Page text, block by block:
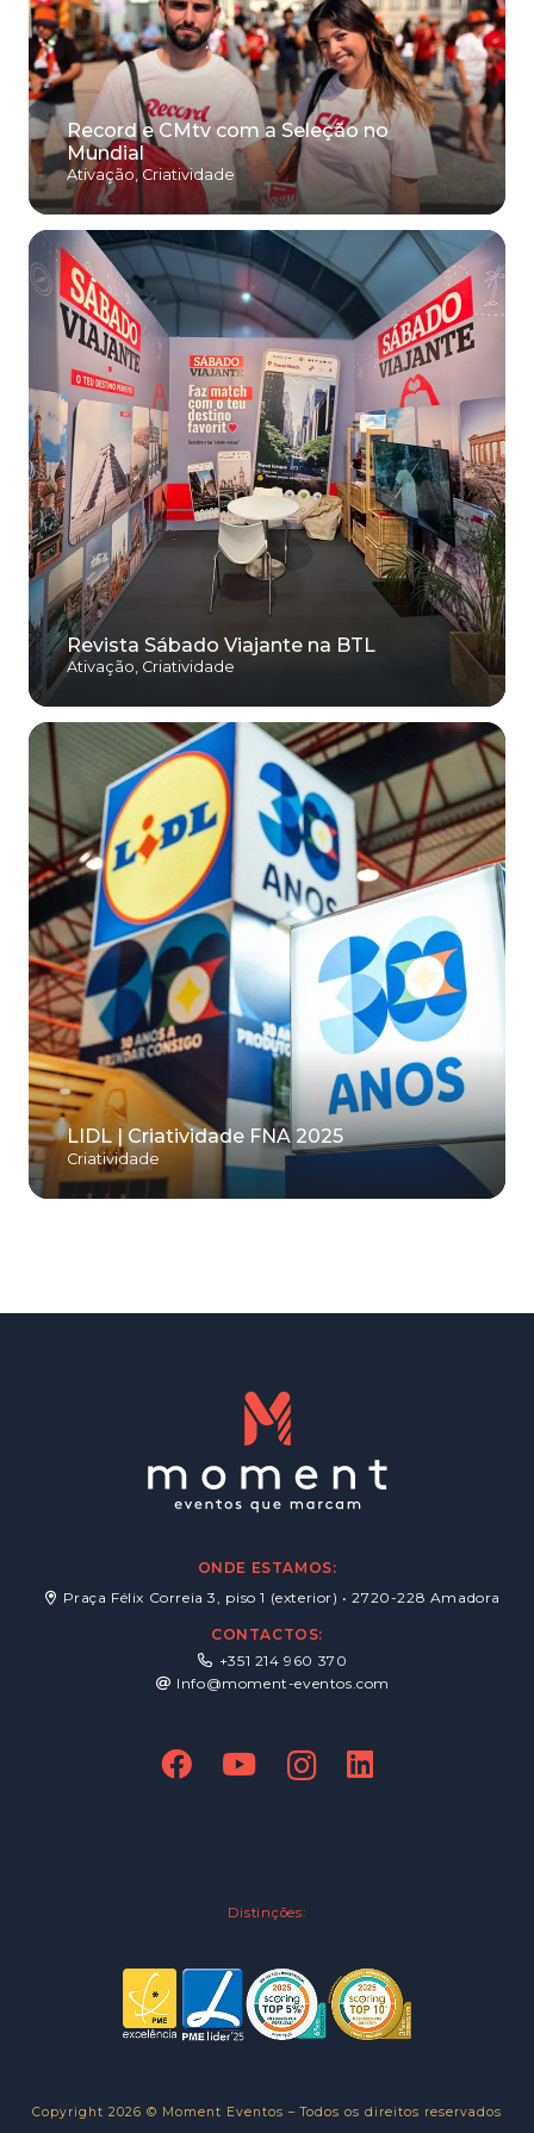
Record e CMtv com a Seleção no
Mundial
Ativação Criatividade
Revista Sábado Viajante na BTL
Ativação Criatividade
LIDL | Criatividade FNA 2025
Criatividade
ONDE ESTAMOS:
Praça Félix Correia 3, piso 1 (exterior) • 2720-228 Amadora
CONTACTOS:
+351 214 960 370
Info@moment-eventos.com
Distinções:
Copyright 2026 © Moment Eventos – Todos os direitos reservados